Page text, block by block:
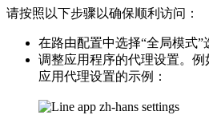
请按照以下步骤以确保顺利访问：
在路由配置中选择“全局模式”
调整应用程序的代理设置。
应用代理设置的示例：